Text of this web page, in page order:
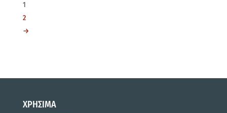
1
2
→
ΧΡΗΣΙΜΑ